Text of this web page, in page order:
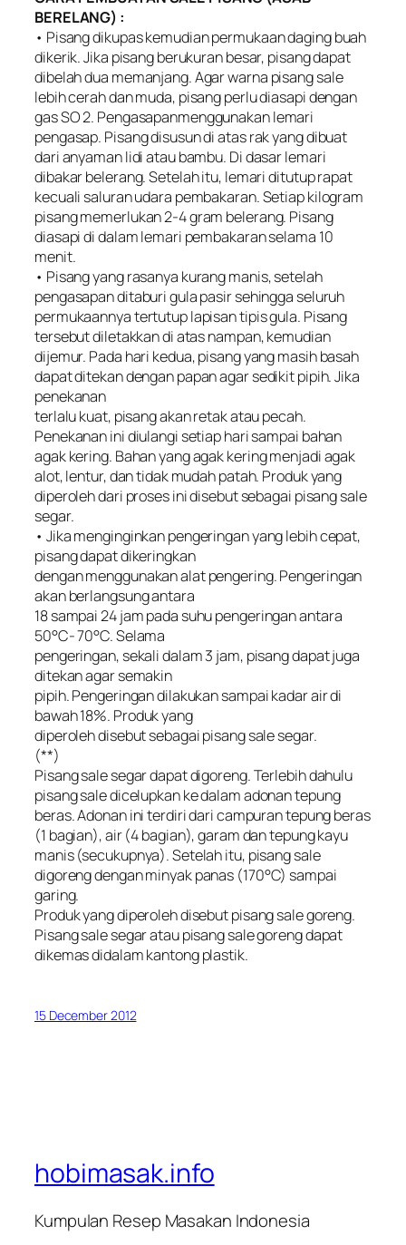
BERELANG) :
• Pisang dikupas kemudian permukaan daging buah
dikerik. Jika pisang berukuran besar, pisang dapat
dibelah dua memanjang. Agar warna pisang sale
lebih cerah dan muda, pisang perlu diasapi dengan
gas SO 2. Pengasapanmenggunakan lemari
pengasap. Pisang disusun di atas rak yang dibuat
dari anyaman lidi atau bambu. Di dasar lemari
dibakar belerang. Setelah itu, lemari ditutup rapat
kecuali saluran udara pembakaran. Setiap kilogram
pisang memerlukan 2-4 gram belerang. Pisang
diasapi di dalam lemari pembakaran selama 10
menit.
• Pisang yang rasanya kurang manis, setelah
pengasapan ditaburi gula pasir sehingga seluruh
permukaannya tertutup lapisan tipis gula. Pisang
tersebut diletakkan di atas nampan, kemudian
dijemur. Pada hari kedua, pisang yang masih basah
dapat ditekan dengan papan agar sedikit pipih. Jika
penekanan
terlalu kuat, pisang akan retak atau pecah.
Penekanan ini diulangi setiap hari sampai bahan
agak kering. Bahan yang agak kering menjadi agak
alot, lentur, dan tidak mudah patah. Produk yang
diperoleh dari proses ini disebut sebagai pisang sale
segar.
• Jika menginginkan pengeringan yang lebih cepat,
pisang dapat dikeringkan
dengan menggunakan alat pengering. Pengeringan
akan berlangsung antara
18 sampai 24 jam pada suhu pengeringan antara
50°C- 70°C. Selama
pengeringan, sekali dalam 3 jam, pisang dapat juga
ditekan agar semakin
pipih. Pengeringan dilakukan sampai kadar air di
bawah 18%. Produk yang
diperoleh disebut sebagai pisang sale segar.
(**)
Pisang sale segar dapat digoreng. Terlebih dahulu
pisang sale dicelupkan ke dalam adonan tepung
beras. Adonan ini terdiri dari campuran tepung beras
(1 bagian), air (4 bagian), garam dan tepung kayu
manis (secukupnya). Setelah itu, pisang sale
digoreng dengan minyak panas (170°C) sampai
garing.
Produk yang diperoleh disebut pisang sale goreng.
Pisang sale segar atau pisang sale goreng dapat
dikemas didalam kantong plastik.
15 December 2012
hobimasak.info
Kumpulan Resep Masakan Indonesia